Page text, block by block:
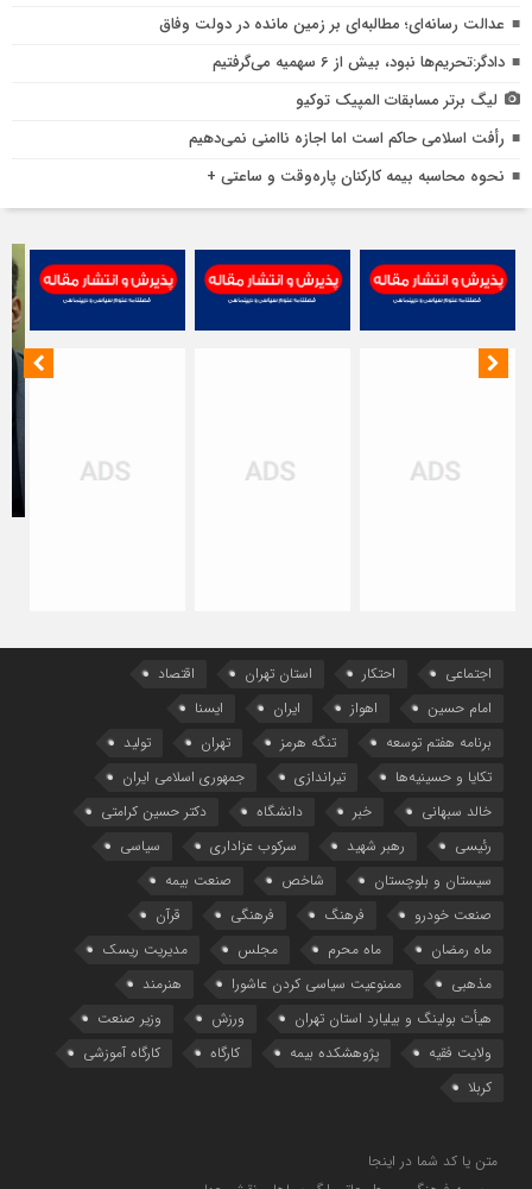
عدالت رسانه‌ای؛ مطالبه‌ای بر زمین مانده در دولت وفاق
دادگر:تحریم‌ها نبود، بیش از 6 سهمیه می‌گرفتیم
لیگ برتر مسابقات المپیک توکیو
رأفت اسلامی حاکم است اما اجازه ناامنی نمی‌دهیم
نحوه محاسبه بیمه کارکنان پاره‌وقت و ساعتی +
اجتماعی احتکار استان تهران
اقتصاد
امام حسین
اهواز ایران
ایسنا
برنامه هفتم توسعه
تنگه هرمز تهران
تولید
تکایا و حسینیه‌ها
تیراندازی
جمهوری اسلامی ایران
خالد سبهانی
خبر دانشگاه
دکتر حسین کرامتی
رئیسی
رهبر شهید سرکوب عزاداری
سیاسی
سیستان و بلوچستان
شاخص
صنعت بیمه
صنعت خودرو
فرهنگ فرهنگی
قرآن
ماه رمضان
ماه محرم مجلس
مدیریت ریسک
مذهبی
ممنوعیت سیاسی کردن عاشورا
هنرمند
هیأت بولینگ و بیلیارد استان تهران
ورزش
وزیر صنعت
ولایت فقیه
پژوهشکده بیمه کارگاه
کارگاه آموزشی
کربلا
متن یا کد شما در اینجا